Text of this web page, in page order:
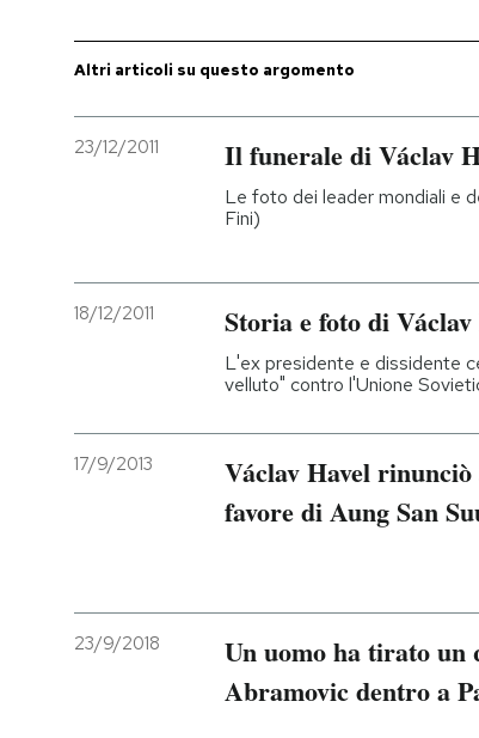
SHOP
Entra
Altri articoli su questo argomento
23/12/2011 Il funerale di Václav
Le foto dei leader mondiali e
Fini)
18/12/2011 Storia e foto di
L'ex presidente e dissidente
velluto" contro l'Unione
17/9/2013
Václav Havel
favore di Aung San
23/9/2018
Un uomo ha tirato
Abramovic dentro a